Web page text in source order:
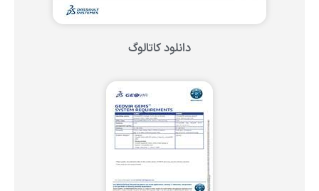
دانلود کاتالوگ